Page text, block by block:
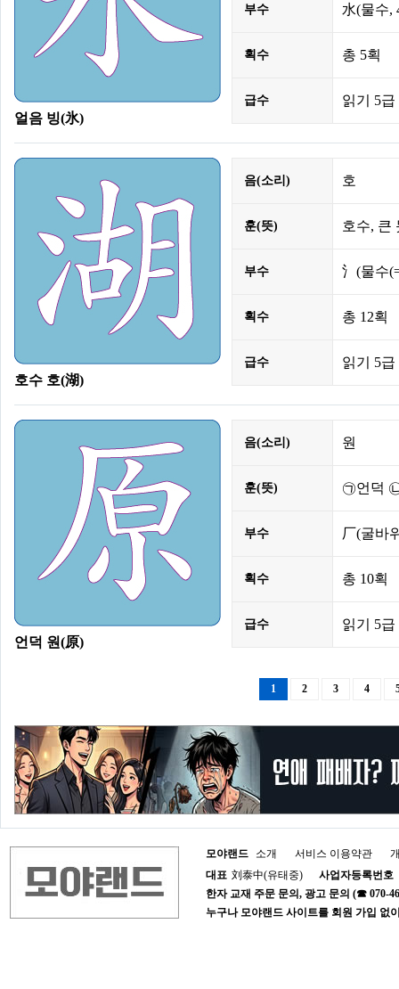
얼음 빙(氷)
부수 水(물수,
획수 총 5획
급수 읽기 5급
호수 호(湖)
음(소리) 호
훈(뜻) 호수, 큰
부수 氵 (물수
획수 총 12획
급수 읽기 5급
언덕 원(原)
음(소리) 원
훈(뜻) ㉠언덕
부수 厂(굴바
획수 총 10획
급수 읽기 5급
1 2 3 4
모야랜드 소개 서비스 이용약관
대표 刘泰中(유태중) 사업자등록번호
한자 교재 주문 문의, 광고 문의 (☎ 070-
누구나 모야랜드 사이트를 회원 가입 없